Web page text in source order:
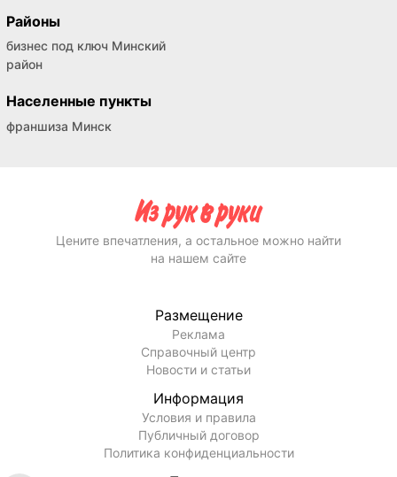
Районы
бизнес под ключ Минский
район
Населенные пункты
франшиза Минск
Цените впечатления, а остальное можно найти
на нашем сайте
Размещение
Реклама
Справочный центр
Новости и статьи
Информация
Условия и правила
Публичный договор
Политика конфиденциальности